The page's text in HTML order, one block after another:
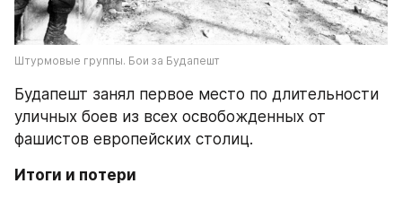
Штурмовые группы. Бои за Будапешт
Будапешт занял первое место по длительности
уличных боев из всех освобожденных от
фашистов европейских столиц.
Итоги и потери